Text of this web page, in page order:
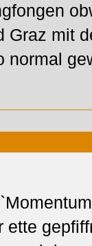
Graz mit
normal